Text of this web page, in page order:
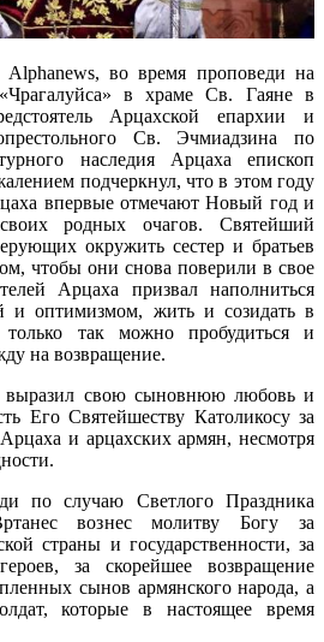
во время проповеди на
в храме Св. Гаяне в
Арцахской епархии и
Св. Эчмиадзина по
наследия Арцаха епископ
подчеркнул, что в этом году
впервые отмечают Новый год и
родных очагов. Святейший
окружить сестер и братьев
чтобы они снова поверили в свое
Арцаха призвал наполниться
и оптимизмом, жить и созидать в
так можно пробудиться и
на возвращение.
выразил свою сыновнюю любовь и
Его Святейшеству Католикосу за
и арцахских армян, несмотря
по случаю Светлого Праздника
вознес молитву Богу за
страны и государственности, за
за скорейшее возвращение
сынов армянского народа, а
которые в настоящее время